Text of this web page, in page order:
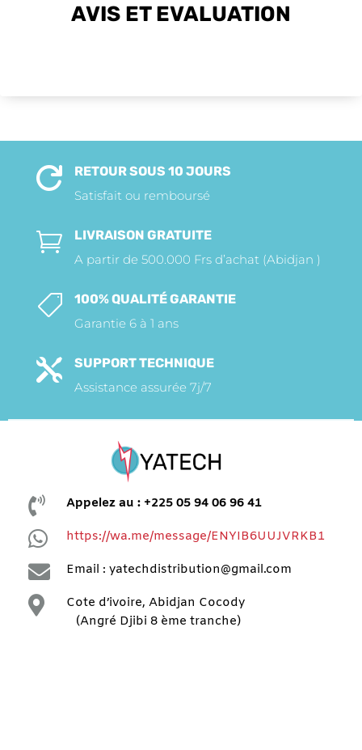
AVIS ET EVALUATION

RETOUR SOUS 10 JOURS
Satisfait ou remboursé

LIVRAISON GRATUITE
A partir de 500.000 Frs d’achat (Abidjan )

100% QUALITÉ GARANTIE
Garantie 6 à 1 ans

SUPPORT TECHNIQUE
Assistance assurée 7j/7
 Appelez au : +225 05 94 06 96 41
 https://wa.me/message/ENYIB6UUJVRKB1
 Email : yatechdistribution@gmail.com

Cote d’ivoire, Abidjan Cocody
(Angré Djibi 8 ème tranche)